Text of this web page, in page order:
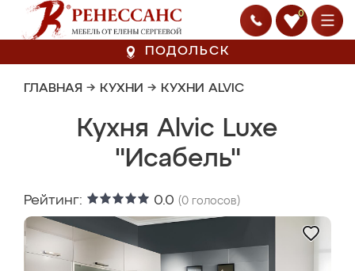
0
ПОДОЛЬСК
ГЛАВНАЯ → КУХНИ → КУХНИ ALVIC
Кухня Alvic Luxe
"Исабель"
Рейтинг: 0.0 (0 голосов)